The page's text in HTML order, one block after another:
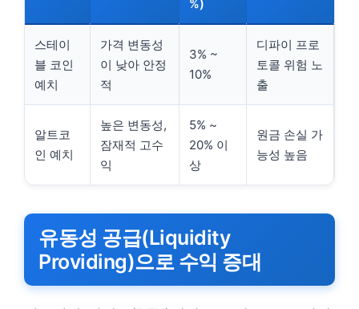
%)
스테이
블 코인
예치
가격 변동성
이 낮아 안정
적
3% ~
10%
디파이 프로
토콜 위험 노
출
알트코
인 예치
높은 변동성,
잠재적 고수
익
5% ~
20% 이
상
원금 손실 가
능성 높음
유동성 공급(Liquidity
Providing)으로 수익 증대